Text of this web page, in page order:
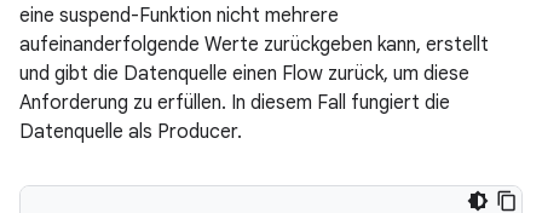
eine suspend-Funktion nicht mehrere
aufeinanderfolgende Werte zurückgeben kann, erstellt
und gibt die Datenquelle einen Flow zurück, um diese
Anforderung zu erfüllen. In diesem Fall fungiert die
Datenquelle als Producer.